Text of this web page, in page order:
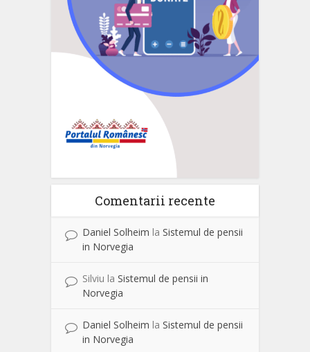
Comentarii recente
Daniel Solheim la Sistemul de pensii
in Norvegia
Silviu la Sistemul de pensii in
Norvegia
Daniel Solheim la Sistemul de pensii
in Norvegia